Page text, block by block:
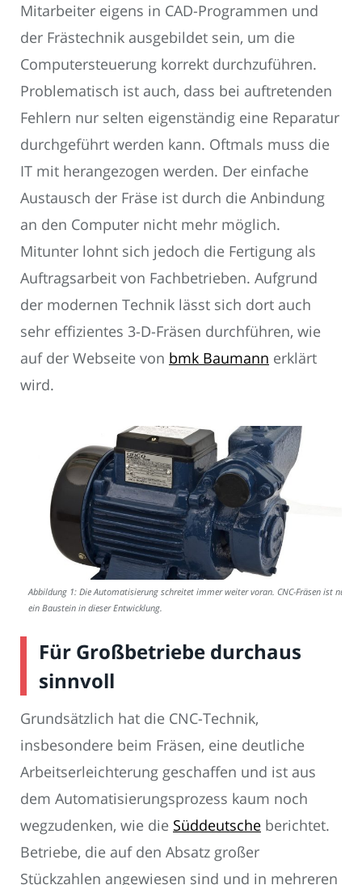
Mitarbeiter eigens in CAD-Programmen und
der Frästechnik ausgebildet sein, um die
Computersteuerung korrekt durchzuführen.
Problematisch ist auch, dass bei auftretenden
Fehlern nur selten eigenständig eine Reparatur
durchgeführt werden kann. Oftmals muss die
IT mit herangezogen werden. Der einfache
Austausch der Fräse ist durch die Anbindung
an den Computer nicht mehr möglich.
Mitunter lohnt sich jedoch die Fertigung als
Auftragsarbeit von Fachbetrieben. Aufgrund
der modernen Technik lässt sich dort auch
sehr effizientes 3-D-Fräsen durchführen, wie
auf der Webseite von bmk Baumann erklärt
wird.
Abbildung 1: Die Automatisierung schreitet immer weiter voran. CNC-Fräsen ist nur
ein Baustein in dieser Entwicklung.
Für Großbetriebe durchaus
sinnvoll
Grundsätzlich hat die CNC-Technik,
insbesondere beim Fräsen, eine deutliche
Arbeitserleichterung geschaffen und ist aus
dem Automatisierungsprozess kaum noch
wegzudenken, wie die Süddeutsche berichtet.
Betriebe, die auf den Absatz großer
Stückzahlen angewiesen sind und in mehreren